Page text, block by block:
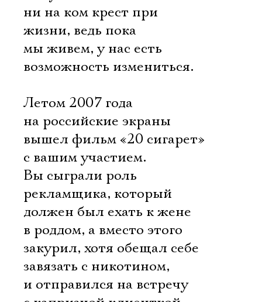
ни на ком крест при
жизни, ведь пока
мы живем, у нас есть
возможность измениться.
Летом 2007 года
на российские экраны
вышел фильм «20 сигарет»
с вашим участием.
Вы сыграли роль
рекламщика, который
должен был ехать к жене
в роддом, а вместо этого
закурил, хотя обещал себе
завязать с никотином,
и отправился на встречу
Ознакомиться